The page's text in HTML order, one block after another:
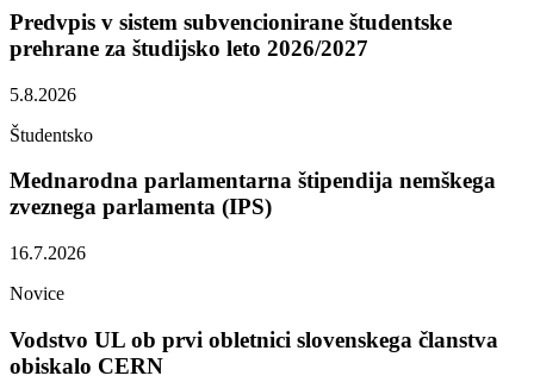
Predvpis v sistem subvencionirane študentske
prehrane za študijsko leto 2026/2027
5.8.2026
Študentsko
Mednarodna parlamentarna štipendija nemškega
zveznega parlamenta (IPS)
16.7.2026
Novice
Vodstvo UL ob prvi obletnici slovenskega članstva
obiskalo CERN